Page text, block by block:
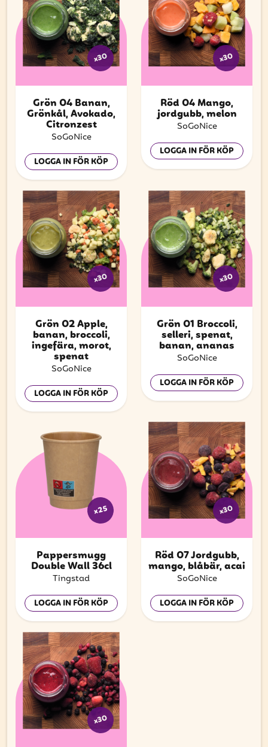
x30
Grön 04 Banan,
Grönkål, Avokado,
Citronzest
SoGoNice
LOGGA IN FÖR KÖP
x30
Röd 04 Mango,
jordgubb, melon
SoGoNice
LOGGA IN FÖR KÖP
x30
Grön 02 Äpple,
banan, broccoli,
ingefära, morot,
spenat
SoGoNice
LOGGA IN FÖR KÖP
x30
Grön 01 Broccoli,
selleri, spenat,
banan, ananas
SoGoNice
LOGGA IN FÖR KÖP
x25
Pappersmugg
Double Wall 36cl
Tingstad
LOGGA IN FÖR KÖP
x30
Röd 07 Jordgubb,
mango, blåbär, acai
SoGoNice
LOGGA IN FÖR KÖP
x30